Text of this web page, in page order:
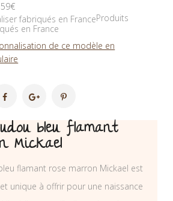
Produits
en France
de ce modèle en
bleu flamant
Mickael
flamant rose marron Mickael est
unique à offrir pour une naissance